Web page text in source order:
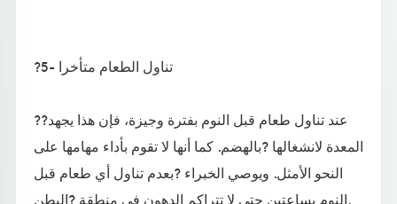
?5- تناول الطعام متأخرا
??عند تناول طعام قبل النوم بفترة وجيزة، فإن هذا يجهد
المعدة لانشغالها ?بالهضم. كما أنها لا تقوم بأداء مهامها على
النحو الأمثل. ويوصي الخبراء ?بعدم تناول أي طعام قبل
النوم بساعتين حتى لا تتراكم الدهون في منطقة ?البطن.